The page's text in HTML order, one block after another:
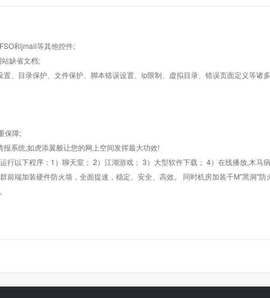
和jmail等其他控件;
缺省文档;
、目录保护、文件保护、脚本错误设置、ip限制、虚拟目录、错误页面定义等诸
保障;
系统,如虎添翼般让您的网上空间发挥最大功效!
以下程序：1）聊天室； 2）江湖游戏； 3）大型软件下载； 4）在线播放,木马病
端加装硬件防火墙，全面提速，稳定、安全、高效。 同时机房加装千M"黑洞"防